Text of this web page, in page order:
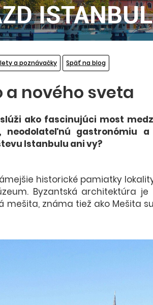
ISTANBUL
a poznávačky Späť na blog
nového sveta
ako fascinujúci most
gastronómiu
Istanbulu ani vy?
historické pamiatky
Byzantská architektúra
známa tiež ako Mešita